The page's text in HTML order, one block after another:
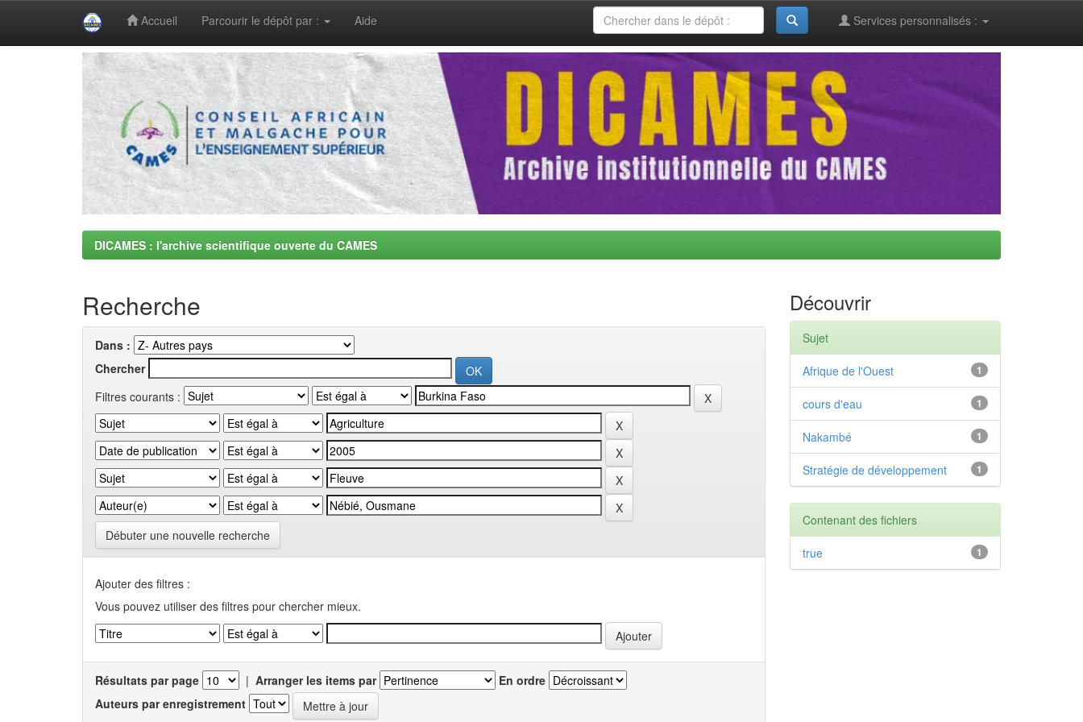
Accueil Parcourir le dépôt par : Aide Services personnalisés :
DICAMES : l'archive scientifique ouverte du CAMES
Recherche
Dans :
Chercher
Filtres courants :
Débuter une nouvelle recherche
Ajouter des filtres :
Vous pouvez utiliser des filtres pour chercher mieux.
Résultats par page | Arranger les items par
En ordre
Auteurs par enregistrement
Découvrir
Sujet
1
Afrique de l'Ouest
1
cours d'eau
1
Nakambé
1
Stratégie de développement
Contenant des fichiers
1
true